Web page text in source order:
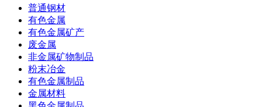
普通钢材
有色金属
有色金属矿产
废金属
非金属矿物制品
粉末冶金
有色金属制品
金属材料